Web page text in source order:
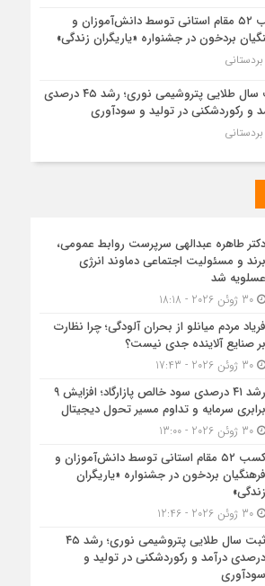
کسب ۵۲ مقام استانی توسط دانش‌آموزان و
بردخون در جشنواره «یاریگران زندگی»
ثبت سال طلایی پتروشیمی نوری؛ رشد ۴۵ درصدی
و رکوردشکنی در تولید و سودآوری
دکتر طاهره عبدالهی سرپرست روابط عمومی،
برند و مسئولیت اجتماعی دماوند انرژی
عسلویه شد
30 ژوئن 2026 - 18:18
فریاد مردم میانلو از بحران آلودگی؛ چرا نظارت
بر صنایع آلاینده جدی نیست؟
30 ژوئن 2026 - 17:43
رشد ۴۱ درصدی سود خالص پازارگاد؛ افزایش ۹
برابری سرمایه و تداوم مسیر تحول دیجیتال
30 ژوئن 2026 - 13:00
کسب ۵۲ مقام استانی توسط دانش‌آموزان و
فرهنگیان بردخون در جشنواره «یاریگران
زندگی»
30 ژوئن 2026 - 12:46
ثبت سال طلایی پتروشیمی نوری؛ رشد ۴۵
درصدی درآمد و رکوردشکنی در تولید و
سودآوری